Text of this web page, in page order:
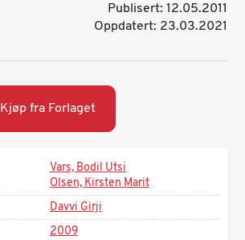
Publisert: 12.05.2011
Oppdatert: 23.03.2021
Kjøp fra Forlaget
Vars, Bodil Utsi
Olsen, Kirsten Marit
Davvi Girji
2009